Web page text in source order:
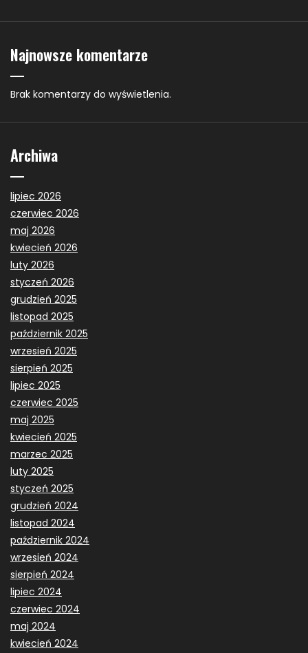
Najnowsze komentarze
Brak komentarzy do wyświetlenia.
Archiwa
lipiec 2026
czerwiec 2026
maj 2026
kwiecień 2026
luty 2026
styczeń 2026
grudzień 2025
listopad 2025
październik 2025
wrzesień 2025
sierpień 2025
lipiec 2025
czerwiec 2025
maj 2025
kwiecień 2025
marzec 2025
luty 2025
styczeń 2025
grudzień 2024
listopad 2024
październik 2024
wrzesień 2024
sierpień 2024
lipiec 2024
czerwiec 2024
maj 2024
kwiecień 2024